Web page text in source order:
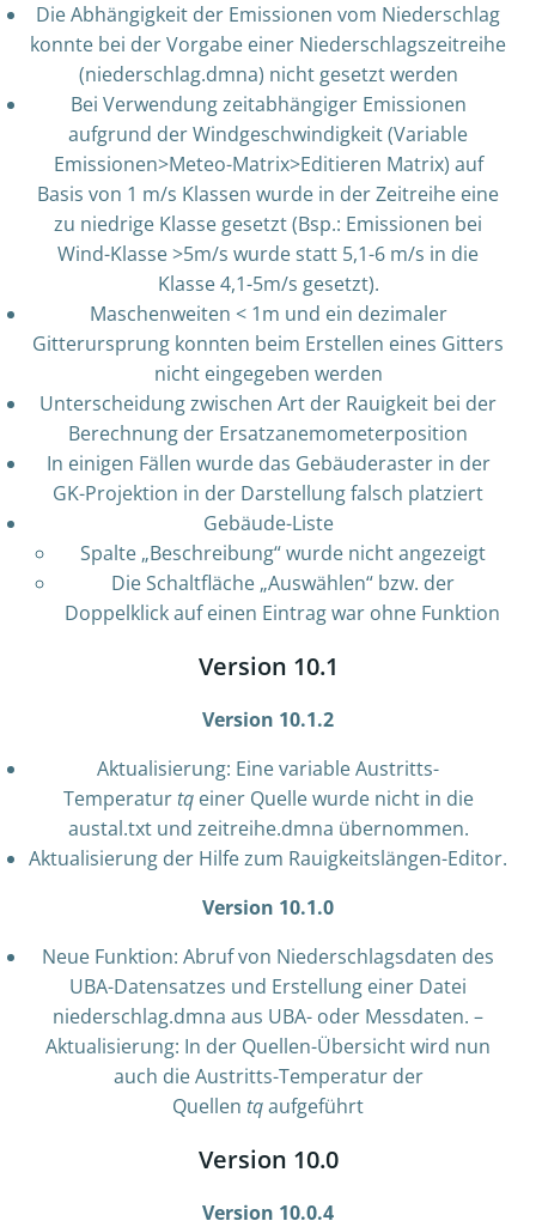
Die Abhängigkeit der Emissionen vom Niederschlag
konnte bei der Vorgabe einer Niederschlagszeitreihe
(niederschlag.dmna) nicht gesetzt werden
Bei Verwendung zeitabhängiger Emissionen
aufgrund der Windgeschwindigkeit (Variable
Emissionen>Meteo-Matrix>Editieren Matrix) auf
Basis von 1 m/s Klassen wurde in der Zeitreihe eine
zu niedrige Klasse gesetzt (Bsp.: Emissionen bei
Wind-Klasse >5m/s wurde statt 5,1-6 m/s in die
Klasse 4,1-5m/s gesetzt).
Maschenweiten < 1m und ein dezimaler
Gitterursprung konnten beim Erstellen eines Gitters
nicht eingegeben werden
Unterscheidung zwischen Art der Rauigkeit bei der
Berechnung der Ersatzanemometerposition
In einigen Fällen wurde das Gebäuderaster in der
GK-Projektion in der Darstellung falsch platziert
Gebäude-Liste
Spalte „Beschreibung“ wurde nicht angezeigt
Die Schaltfläche „Auswählen“ bzw. der
Doppelklick auf einen Eintrag war ohne Funktion
Version 10.1
Version 10.1.2
Aktualisierung: Eine variable Austritts-
Temperatur tqeiner Quelle wurde nicht in die
austal.txt und zeitreihe.dmna übernommen.
Aktualisierung der Hilfe zum Rauigkeitslängen-Editor.
Version 10.1.0
Neue Funktion: Abruf von Niederschlagsdaten des
UBA-Datensatzes und Erstellung einer Datei
niederschlag.dmna aus UBA- oder Messdaten. –
Aktualisierung: In der Quellen-Übersicht wird nun
auch die Austritts-Temperatur der
Quellen tqaufgeführt
Version 10.0
Version 10.0.4